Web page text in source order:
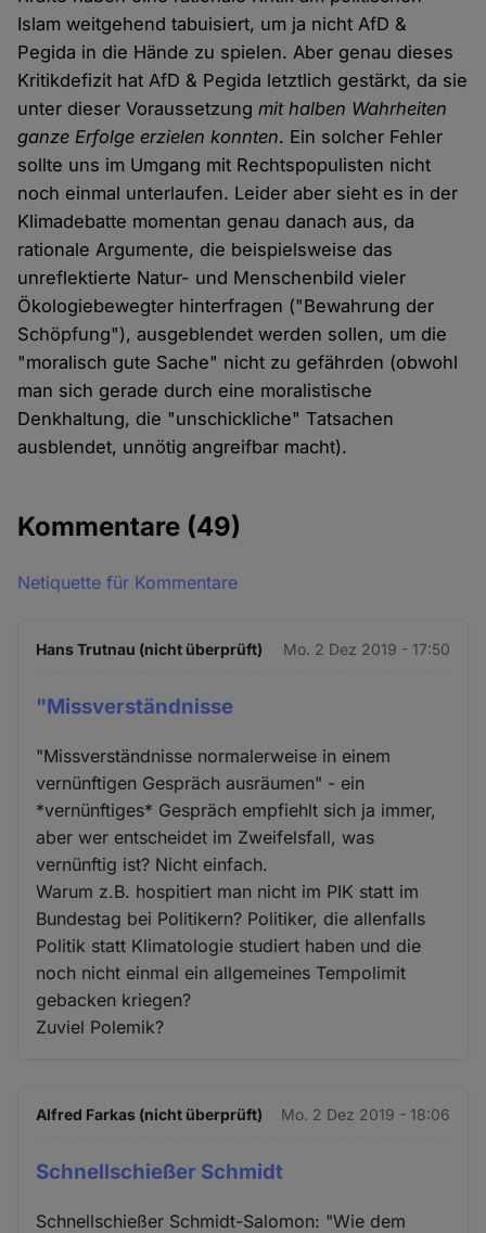
Islam weitgehend tabuisiert, um ja nicht AfD &
Pegida in die Hände zu spielen. Aber genau dieses
Kritikdefizit hat AfD & Pegida letztlich gestärkt, da sie
unter dieser Voraussetzungmit halben Wahrheiten
ganze Erfolge erzielen konnten. Ein solcher Fehler
sollte uns im Umgang mit Rechtspopulisten nicht
noch einmal unterlaufen. Leider aber sieht es in der
Klimadebatte momentan genau danach aus, da
rationale Argumente, die beispielsweise das
unreflektierte Natur- und Menschenbild vieler
Ökologiebewegter hinterfragen ("Bewahrung der
Schöpfung"), ausgeblendet werden sollen, um die
"moralisch gute Sache" nicht zu gefährden (obwohl
man sich gerade durch eine moralistische
Denkhaltung, die "unschickliche" Tatsachen
ausblendet, unnötig angreifbar macht).
Kommentare (49)
Netiquette für Kommentare
Hans Trutnau (nicht überprüft) Mo. 2 Dez 2019 - 17:50
"Missverständnisse
"Missverständnisse normalerweise in einem
vernünftigen Gespräch ausräumen" - ein
*vernünftiges* Gespräch empfiehlt sich ja immer,
aber wer entscheidet im Zweifelsfall, was
vernünftig ist? Nicht einfach.
Warum z.B. hospitiert man nicht im PIK statt im
Bundestag bei Politikern? Politiker, die allenfalls
Politik statt Klimatologie studiert haben und die
noch nicht einmal ein allgemeines Tempolimit
gebacken kriegen?
Zuviel Polemik?
Alfred Farkas (nicht überprüft) Mo. 2 Dez 2019 - 18:06
Schnellschießer Schmidt
Schnellschießer Schmidt-Salomon: "Wie dem